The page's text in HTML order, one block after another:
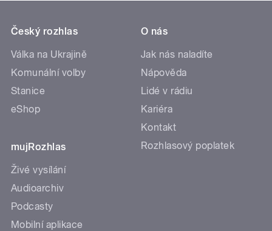
Český rozhlas
Válka na Ukrajině
Komunální volby
Stanice
eShop
mujRozhlas
Živé vysílání
Audioarchiv
Podcasty
Mobilní aplikace
O nás
Jak nás naladíte
Nápověda
Lidé v rádiu
Kariéra
Kontakt
Rozhlasový poplatek